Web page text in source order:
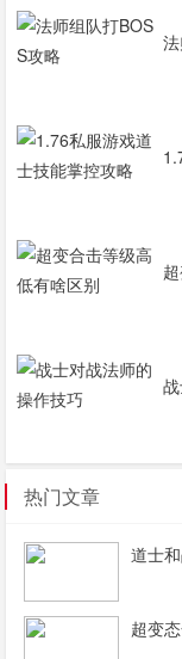
热门文章
道士
超变